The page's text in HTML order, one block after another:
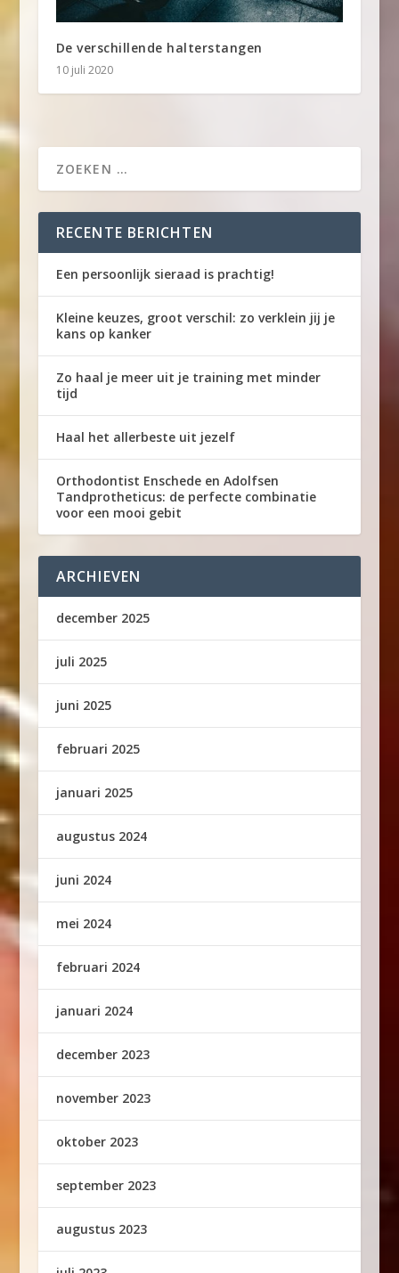
De verschillende halterstangen
10 juli 2020
RECENTE BERICHTEN
Een persoonlijk sieraad is prachtig!
Kleine keuzes, groot verschil: zo verklein jij je
kans op kanker
Zo haal je meer uit je training met minder
tijd
Haal het allerbeste uit jezelf
Orthodontist Enschede en Adolfsen
Tandprotheticus: de perfecte combinatie
voor een mooi gebit
ARCHIEVEN
december 2025
juli 2025
juni 2025
februari 2025
januari 2025
augustus 2024
juni 2024
mei 2024
februari 2024
januari 2024
december 2023
november 2023
oktober 2023
september 2023
augustus 2023